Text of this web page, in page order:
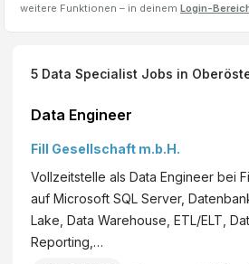
weitere Funktionen – in deinem Login-
5 Data Specialist Jobs in
Data Engineer
Fill Gesellschaft m.b.H.
Vollzeitstelle als Data Engineer bei
auf Microsoft SQL Server,
Lake, Data Warehouse, ETL/ELT,
Reporting,…